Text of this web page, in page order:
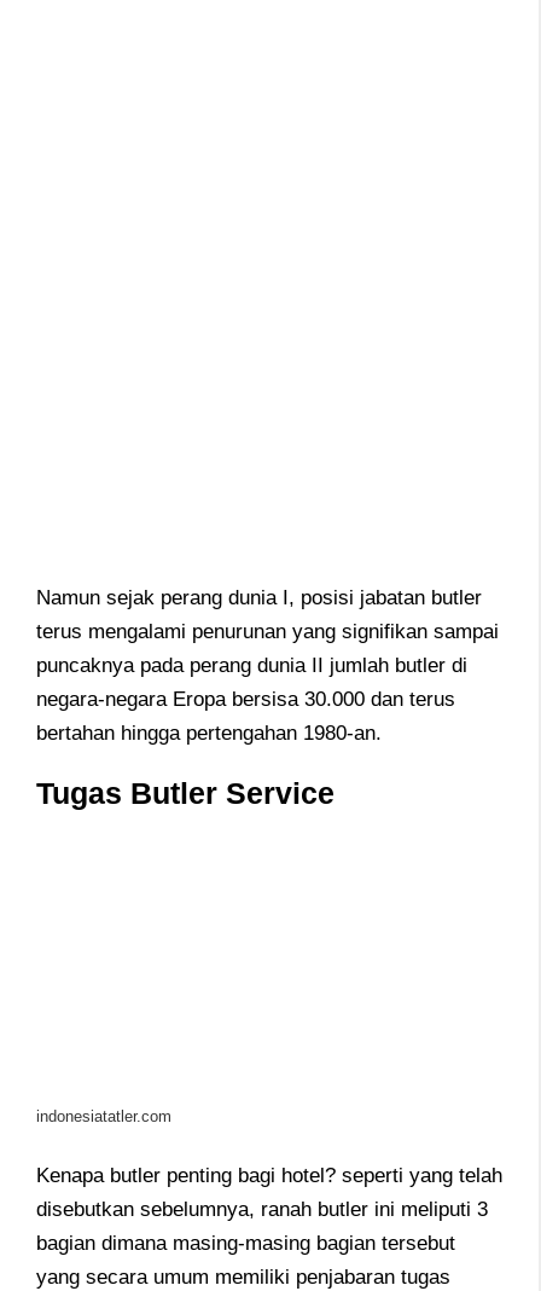
Namun sejak perang dunia I, posisi jabatan butler
terus mengalami penurunan yang signifikan sampai
puncaknya pada perang dunia II jumlah butler di
negara-negara Eropa bersisa 30.000 dan terus
bertahan hingga pertengahan 1980-an.
Tugas Butler Service
indonesiatatler.com
Kenapa butler penting bagi hotel? seperti yang telah
disebutkan sebelumnya, ranah butler ini meliputi 3
bagian dimana masing-masing bagian tersebut
yang secara umum memiliki penjabaran tugas